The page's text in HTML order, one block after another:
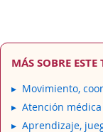
MÁS SOBRE ESTE
Movimiento,
Atención
Aprendizaje,